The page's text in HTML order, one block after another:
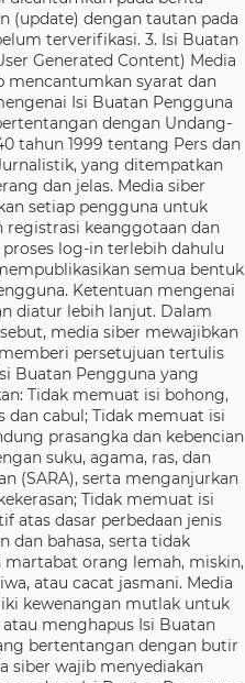
(update) dengan tautan pada
terverifikasi. 3. Isi Buatan
Generated Content) Media
mencantumkan syarat dan
Isi Buatan Pengguna
dengan Undang-
tahun 1999 tentang Pers dan
yang ditempatkan
dan jelas. Media siber
setiap pengguna untuk
registrasi keanggotaan dan
log-in terlebih dahulu
semua bentuk
Ketentuan mengenai
diatur lebih lanjut. Dalam
media siber mewajibkan
persetujuan tertulis
Buatan Pengguna yang
Tidak memuat isi bohong,
dan cabul; Tidak memuat isi
prasangka dan kebencian
suku, agama, ras, dan
(SARA), serta menganjurkan
Tidak memuat isi
atas dasar perbedaan jenis
dan bahasa, serta tidak
martabat orang lemah, miskin,
atau cacat jasmani. Media
kewenangan mutlak untuk
menghapus Isi Buatan
bertentangan dengan butir
siber wajib menyediakan